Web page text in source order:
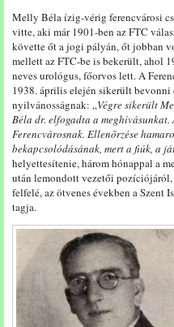
Melly Béla ízig-vérig ferencvárosi
vitte, aki már 1901-ben az FTC
követte őt a jogi pályán, őt jobban
mellett az FTC-be is bekerült, ahol
neves urológus, főorvos lett.AFe
1938. április elején sikerült bevonni
nyilvánosságnak: „Végresikerült
Béla dr. elfogadta a meghívásunkat.
Ferencvárosnak. Ellenőrzése
bekapcsolódásának, merta fiúk, a
helyettesítenie, három hónappal a
után lemondott vezetői pozíciójáról,
felfelé, az ötvenes években a Szent
tagja.